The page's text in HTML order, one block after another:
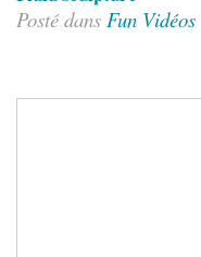
Posté dans Fun Vidéos